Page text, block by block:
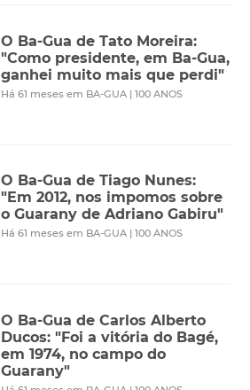
O Ba-Gua de Tato Moreira:
"Como presidente, em Ba-Gua,
ganhei muito mais que perdi"
Há 61 meses em BA-GUA | 100 ANOS
O Ba-Gua de Tiago Nunes:
"Em 2012, nos impomos sobre
o Guarany de Adriano Gabiru"
Há 61 meses em BA-GUA | 100 ANOS
O Ba-Gua de Carlos Alberto
Ducos: "Foi a vitória do Bagé,
em 1974, no campo do
Guarany"